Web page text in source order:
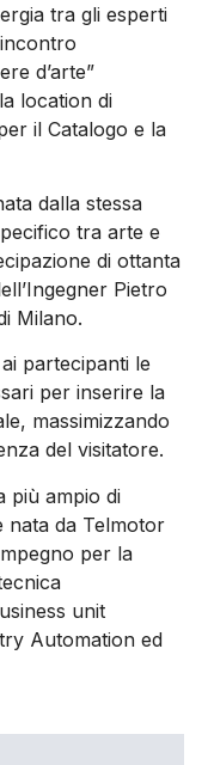
tra gli esperti
d’arte”
location di
il Catalogo e la
dalla stessa
tra arte e
di ottanta
Pietro
Milano.
partecipanti le
per inserire la
massimizzando
del visitatore.
più ampio di
nata da Telmotor
per la
unit
Automation ed